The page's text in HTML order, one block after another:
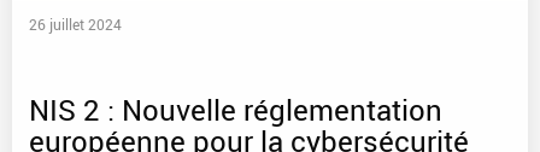
26 juillet 2024
NIS 2 : Nouvelle réglementation
européenne pour la cybersécurité